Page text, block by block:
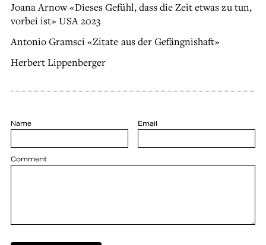
Joana Arnow «Dieses Gefühl, dass die Zeit etwas zu tun,
vorbei ist» USA 2023
Antonio Gramsci «Zitate aus der Gefängnishaft»
Herbert Lippenberger
Name Email
Comment